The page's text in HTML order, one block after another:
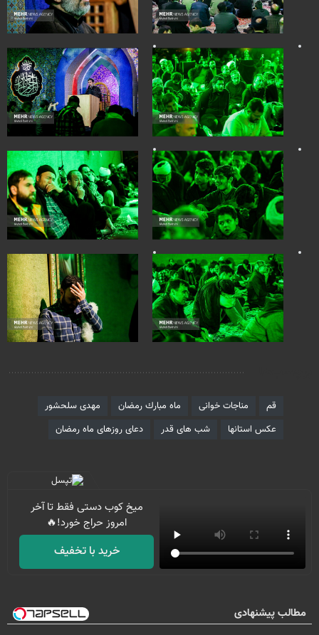
قم مناجات‌ خوانی ماه مبارك رمضان
مهدی سلحشور
عکس استانها
شب های قدر دعای روزهای ماه رمضان
میخ کوب دستی فقط تا آخر
امروز حراج خورد!🔥
خرید با تخفیف
مطالب پیشنهادی